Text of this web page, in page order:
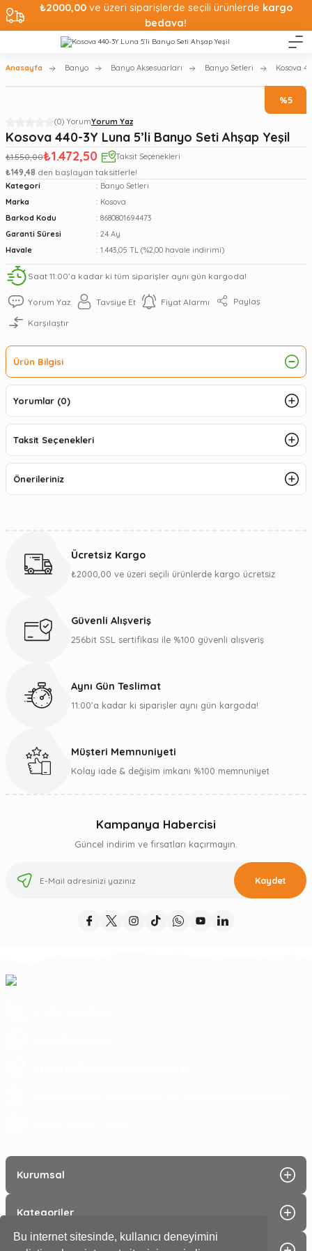
Bu internet sitesinde, kullanıcı deneyimini
₺2000,00ve üzeri siparişlerde seçili ürünlerde kargo
bedava!
Anasayfa Banyo Banyo Aksesuarları Banyo Setleri Kosova
%5
(0) YorumYorum Yaz
Kosova 440-3Y Luna 5’li Banyo Seti Ahşap Yeşil
₺1.550,00₺1.472,50 Taksit Seçenekleri
₺149,48 den başlayan taksitlerle!
Kategori
Banyo Setleri
Marka
Kosova
Barkod Kodu
8680801694473
Garanti Süresi
24 Ay
Havale
1.443,05 TL (%2,00 havale indirimi)
Saat 11:00’a kadar ki tüm siparişler aynı gün kargoda!
Yorum Yaz Tavsiye Et Fiyat Alarmı Paylaş
Karşılaştır
Ürün Bilgisi
Yorumlar (0)
Taksit Seçenekleri
Önerileriniz
Ücretsiz Kargo
₺2000,00 ve üzeri seçili ürünlerde kargo ücretsiz
Güvenli Alışveriş
256bit SSL sertifikası ile %100 güvenli alışveriş
Aynı Gün Teslimat
11:00’a kadar ki siparişler aynı gün kargoda!
Müşteri Memnuniyeti
Kolay iade & değişim imkanı %100 memnuniyet
Kampanya Habercisi
Güncel indirim ve fırsatları kaçırmayın.
Kaydet
Kurumsal
Kategoriler